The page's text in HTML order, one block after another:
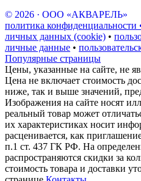
© 2026 · ООО «АКВАРЕЛЬ»
политика конфиденциальности
личных данных (cookie) •
личные данные •
Популярные страницы
Цены, указанные на сайте, не
Цена не включает стоимость
ниже, так и выше значений,
Изображения на сайте носят
реальный товар может
их характеристиках носит
расценивается, как
п.1 ст. 437 ГК РФ. На
распространяются скидки за
стоимость товара и доставки